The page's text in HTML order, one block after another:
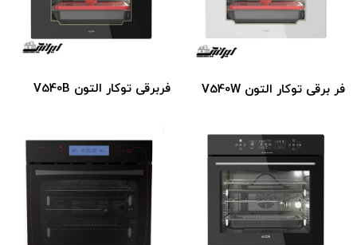
فر برقی توکار التون V540W فر‌برقی توکار التون V540B